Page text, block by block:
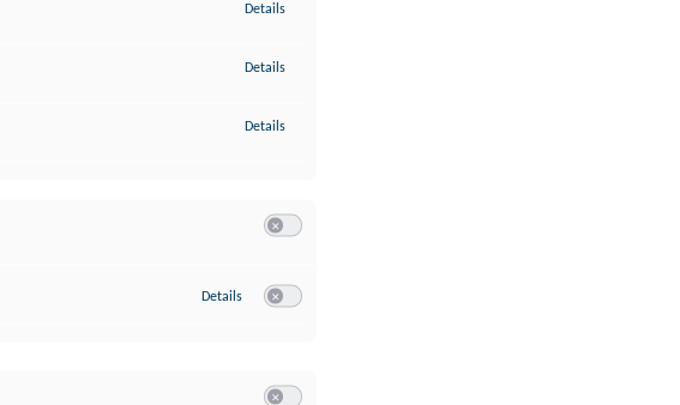
Details
Details
Details
Details zu Google Analytics